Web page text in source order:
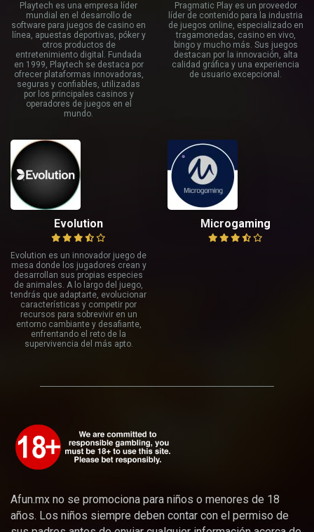
Playtech es una empresa líder
mundial en el desarrollo de
software para juegos de casino en
línea, apuestas deportivas, póker y
otros productos de
entretenimiento digital. Fundada
en 1999, Playtech se destaca por
ofrecer plataformas innovadoras,
seguras y confiables, utilizadas
por los principales casinos y
operadores de juegos en el
mundo.
Pragmatic Play es un proveedor
líder de contenido para la industria
de juegos online, especializado en
tragamonedas, casino en vivo,
bingo y mucho más. Sus juegos
destacan por la innovación, alta
calidad gráfica y una experiencia
de usuario excepcional.
Evolution
Evolution es un innovador juego de
mesa donde los jugadores crean y
desarrollan sus propias especies
de animales. A lo largo del juego,
tendrás que adaptarte, evolucionar
características y competir por
recursos para sobrevivir en un
entorno cambiante y desafiante,
enfrentando el reto de la
supervivencia del más apto.
Microgaming
Afun.mx no se promociona para niños o menores de 18
años. Los niños siempre deben contar con el permiso de